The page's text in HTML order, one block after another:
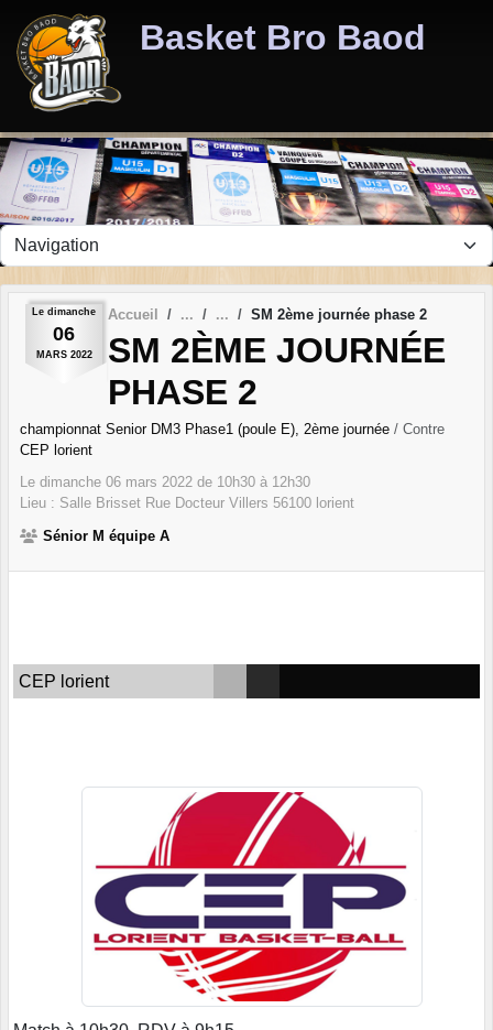
Basket Bro Baod
Le dimanche
06
MARS 2022
Accueil SM 2ème journée phase 2
SM 2ÈME JOURNÉE
PHASE 2
championnat Senior DM3 Phase1 (poule E), 2ème journée / Contre
CEP lorient
Le dimanche 06 mars 2022 de 10h30 à 12h30
Lieu : Salle Brisset Rue Docteur Villers 56100 lorient
Sénior M équipe A
CEP lorient
Panneau de gestion des cookies